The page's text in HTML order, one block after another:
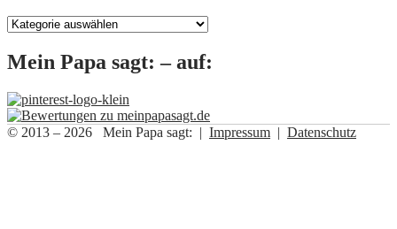
Kategorien
Mein Papa sagt: – auf:
© 2013 – 2026 Mein Papa sagt: | Impressum | Datenschutz